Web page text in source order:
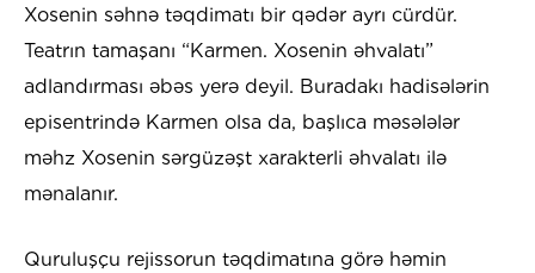
Xosenin səhnə təqdimatı bir qədər ayrı cürdür.
Teatrın tamaşanı “Karmen. Xosenin əhvalatı”
adlandırması əbəs yerə deyil. Buradakı hadisələrin
episentrində Karmen olsa da, başlıca məsələlər
məhz Xosenin sərgüzəşt xarakterli əhvalatı ilə
mənalanır.
Quruluşçu rejissorun təqdimatına görə həmin